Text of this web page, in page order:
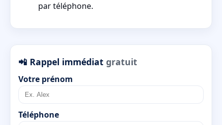
par téléphone.
📲 Rappel immédiat gratuit
Votre prénom
Téléphone